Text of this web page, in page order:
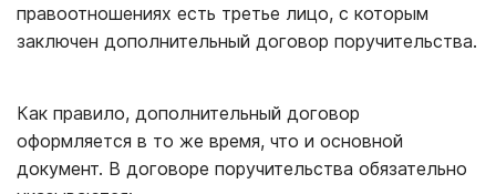
правоотношениях есть третье лицо, с которым
заключен дополнительный договор поручительства.
Как правило, дополнительный договор
оформляется в то же время, что и основной
документ. В договоре поручительства обязательно